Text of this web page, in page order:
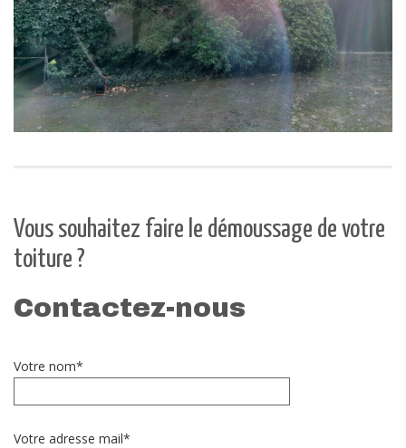
Vous souhaitez faire le démoussage de votre
toiture ?
Contactez-nous
Votre nom*
Votre adresse mail*